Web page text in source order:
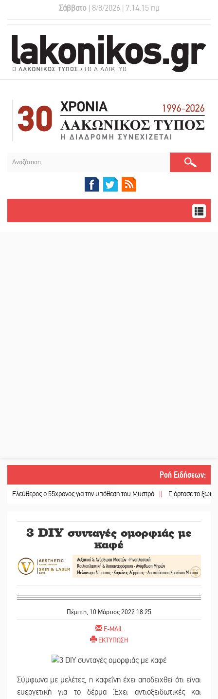
Σάββατο| 8/8/2026 | 7:14:15 πμ
Ροή Ειδήσεων:
ο 55χρονος για την υπόθεση του Μυστρά || Γιόρτασε το ξωκκλήσι
3 DIY συνταγές ομορφιάς με
καφέ
Πέμπτη, 10 Μάρτιος 2022 18:25
E-MAIL
ΕΚΤΥΠΩΣΗ
Σύμφωνα με μελέτες, η καφεΐνη έχει αποδειχθεί ότι είναι
ευεργετική για το δέρμα .Έχει αντιοξειδωτικές και